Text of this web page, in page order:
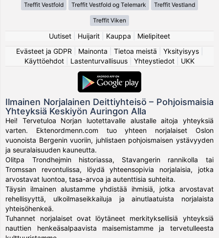
Treffit Vestfold Treffit Vestfold og Telemark Treffit Vestland
Treffit Viken
Uutiset Huijarit Kauppa
Mielipiteet
Evästeet ja GDPR
Mainonta Tietoa meistä Yksityisyys|
Käyttöehdot
Lastenturvallisuus Yhteystiedot UKK
Ilmainen Norjalainen Deittiyhteisö – Pohjoismaisia
Yhteyksiä Keskiyön Auringon Alla
Hei! Tervetuloa Norjan luotettavalle alustalle aitoja yhteyksiä
varten. Ektenordmenn.com tuo yhteen norjalaiset Oslon
vuonoista Bergenin vuoriin, juhlistaen pohjoismaisen ystävyyden
ja seuralaisuuden kauneutta.
Olitpa Trondhejmin historiassa, Stavangerin rannikolla tai
Tromssan revontulissa, löydä yhteensopivia norjalaisia, jotka
arvostavat luontoa, tasa-arvoa ja autenttisia suhteita.
Täysin ilmainen alustamme yhdistää ihmisiä, jotka arvostavat
rehellisyyttä, ulkoilmaseikkailuja ja ainutlaatuista norjalaista
yhteisöhenkeä.
Tuhannet norjalaiset ovat löytäneet merkityksellisiä yhteyksiä
nauttien henkeäsalpaavista maisemistamme ja tervetulleesta